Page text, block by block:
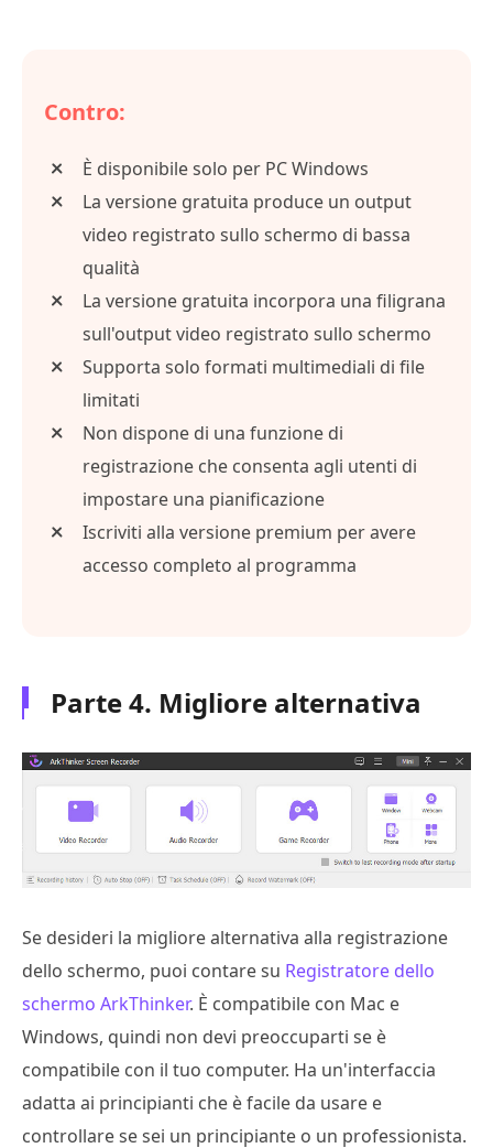
Contro:
È disponibile solo per PC Windows
La versione gratuita produce un output
video registrato sullo schermo di bassa
qualità
La versione gratuita incorpora una filigrana
sull'output video registrato sullo schermo
Supporta solo formati multimediali di file
limitati
Non dispone di una funzione di
registrazione che consenta agli utenti di
impostare una pianificazione
Iscriviti alla versione premium per avere
accesso completo al programma
Parte 4. Migliore alternativa
Se desideri la migliore alternativa alla registrazione
dello schermo, puoi contare su Registratore dello
schermo ArkThinker. È compatibile con Mac e
Windows, quindi non devi preoccuparti se è
compatibile con il tuo computer. Ha un'interfaccia
adatta ai principianti che è facile da usare e
controllare se sei un principiante o un professionista.